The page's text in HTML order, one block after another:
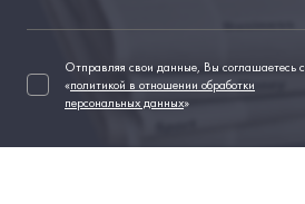
Отправляя свои данные, Вы соглашаетесь с
«политикой в отношении обработки
персональных данных»